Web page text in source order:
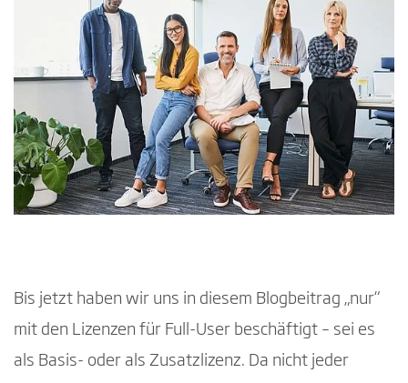
Bis jetzt haben wir uns in diesem Blogbeitrag „nur“
mit den Lizenzen für Full-User beschäftigt – sei es
als Basis- oder als Zusatzlizenz. Da nicht jeder